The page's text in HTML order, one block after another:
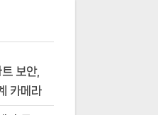
보안,
카메라